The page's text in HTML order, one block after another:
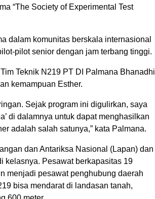
“The Society of Experimental Test
dalam komunitas berskala internasional
pilot senior dengan jam terbang tinggi.
Teknik N219 PT DI Palmana Bhanadhi
kemampuan Esther.
Sejak program ini digulirkan, saya
di dalamnya untuk dapat menghasilkan
adalah salah satunya,” kata Palmana.
dan Antariksa Nasional (Lapan) dan
kelasnya. Pesawat berkapasitas 19
menjadi pesawat penghubung daerah
bisa mendarat di landasan tanah,